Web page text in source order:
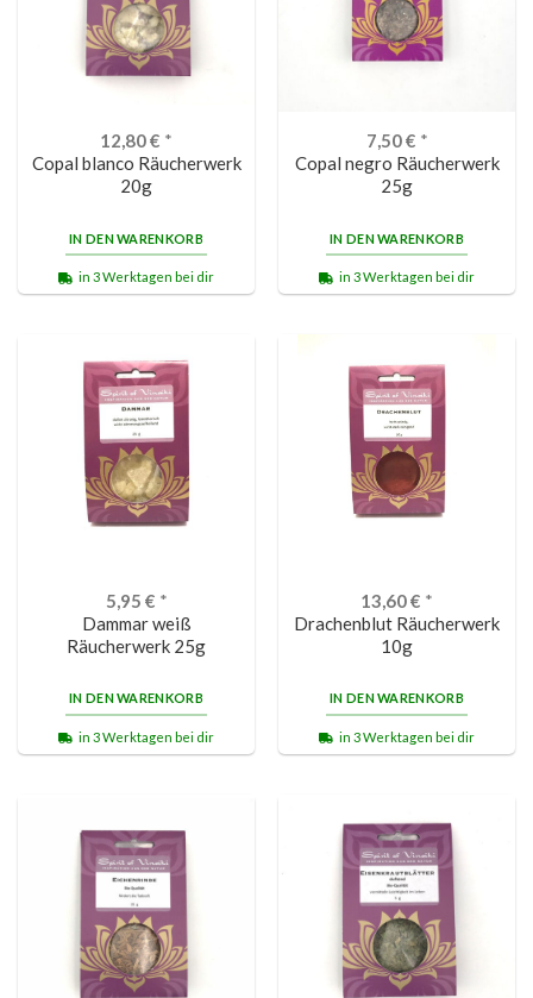
12,80€ *
Copal blanco Räucherwerk
20g
IN DEN WARENKORB
in 3 Werktagen bei dir
7,50€ *
Copal negro Räucherwerk
25g
IN DEN WARENKORB
in 3 Werktagen bei dir
5,95 € *
Dammar weiß
Räucherwerk 25g
IN DEN WARENKORB
in 3 Werktagen bei dir
13,60€ *
Drachenblut Räucherwerk
10g
IN DEN WARENKORB
in 3 Werktagen bei dir